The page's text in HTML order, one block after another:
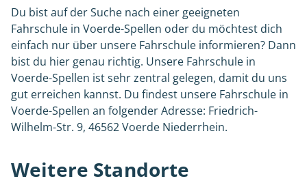
Du bist auf der Suche nach einer geeigneten
Fahrschule in Voerde-Spellen oder du möchtest dich
einfach nur über unsere Fahrschule informieren? Dann
bist du hier genau richtig. Unsere Fahrschule in
Voerde-Spellen ist sehr zentral gelegen, damit du uns
gut erreichen kannst. Du findest unsere Fahrschule in
Voerde-Spellen an folgender Adresse: Friedrich-
Wilhelm-Str. 9, 46562 Voerde Niederrhein.
Weitere Standorte